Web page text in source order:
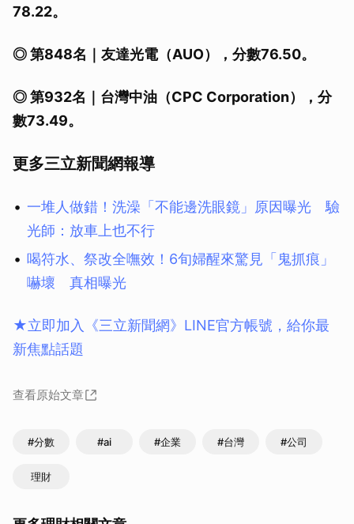
78.22。
◎ 第848名｜友達光電（AUO），分數76.50。
◎ 第932名｜台灣中油（CPC Corporation），分
數73.49。
更多三立新聞網報導
一堆人做錯！洗澡「不能邊洗眼鏡」原因曝光 驗
光師：放車上也不行
喝符水、祭改全嘸效！6旬婦醒來驚見「鬼抓痕」
嚇壞 真相曝光
★立即加入《三立新聞網》LINE官方帳號，給你最
新焦點話題
查看原始文章
#分數 #ai #企業 #台灣 #公司
理財